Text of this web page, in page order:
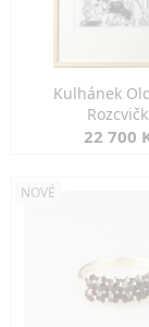
Kulhánek
22 700
NOVÉ